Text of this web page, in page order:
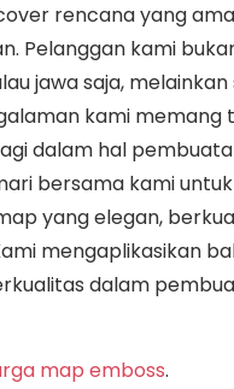
rencana yang
Pelanggan kami
jawa saja, melainkan
kami memang
dalam hal
bersama kami untuk
yang elegan,
mengaplikasikan
dalam
map emboss.